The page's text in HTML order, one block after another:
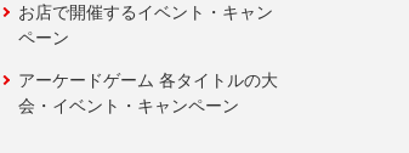
お店で開催するイベント・キャン
ペーン
アーケードゲーム 各タイトルの大
会・イベント・キャンペーン